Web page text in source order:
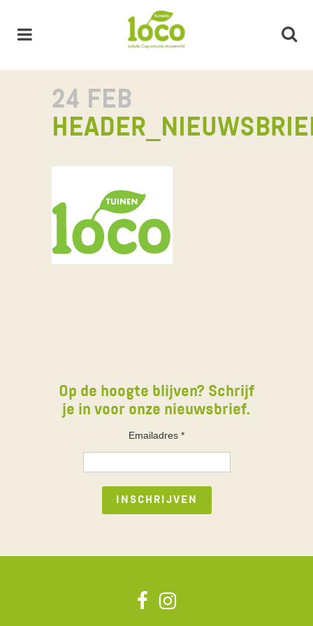
24 FEB
Op de hoogte blijven? Schrijf
je in voor onze nieuwsbrief.
Emailadres *